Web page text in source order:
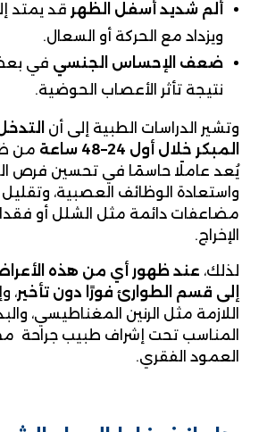
ألم شديد أسفل الظهر قد يمتد
ويزداد مع الحركة أو السعال.
ضعف الإحساس الجنسي في
نتيجة تأثر الأعصاب الحوضية.
وتشير الدراسات الطبية إلى أن
المبكر خلال أول 24–48 ساعة
من
يُعد عاملًا حاسمًا في تحسين فرص
واستعادة الوظائف العصبية،
مضاعفات دائمة مثل الشلل أو
الإخراج.
لذلك، عند ظهور أي من هذه
إلى قسم الطوارئ فورًا دون تأخير،
اللازمة مثل الرنين المغناطيسي،
المناسب تحت إشراف طبيب جراحة
العمود الفقري.